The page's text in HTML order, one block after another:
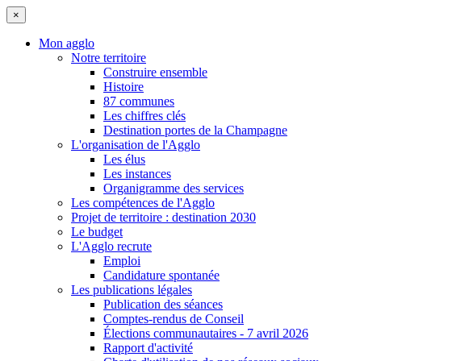
×
Mon agglo
Notre territoire
Construire ensemble
Histoire
87 communes
Les chiffres clés
Destination portes de la Champagne
L'organisation de l'Agglo
Les élus
Les instances
Organigramme des services
Les compétences de l'Agglo
Projet de territoire : destination 2030
Le budget
L'Agglo recrute
Emploi
Candidature spontanée
Les publications légales
Publication des séances
Comptes-rendus de Conseil
Élections communautaires - 7 avril 2026
Rapport d'activité